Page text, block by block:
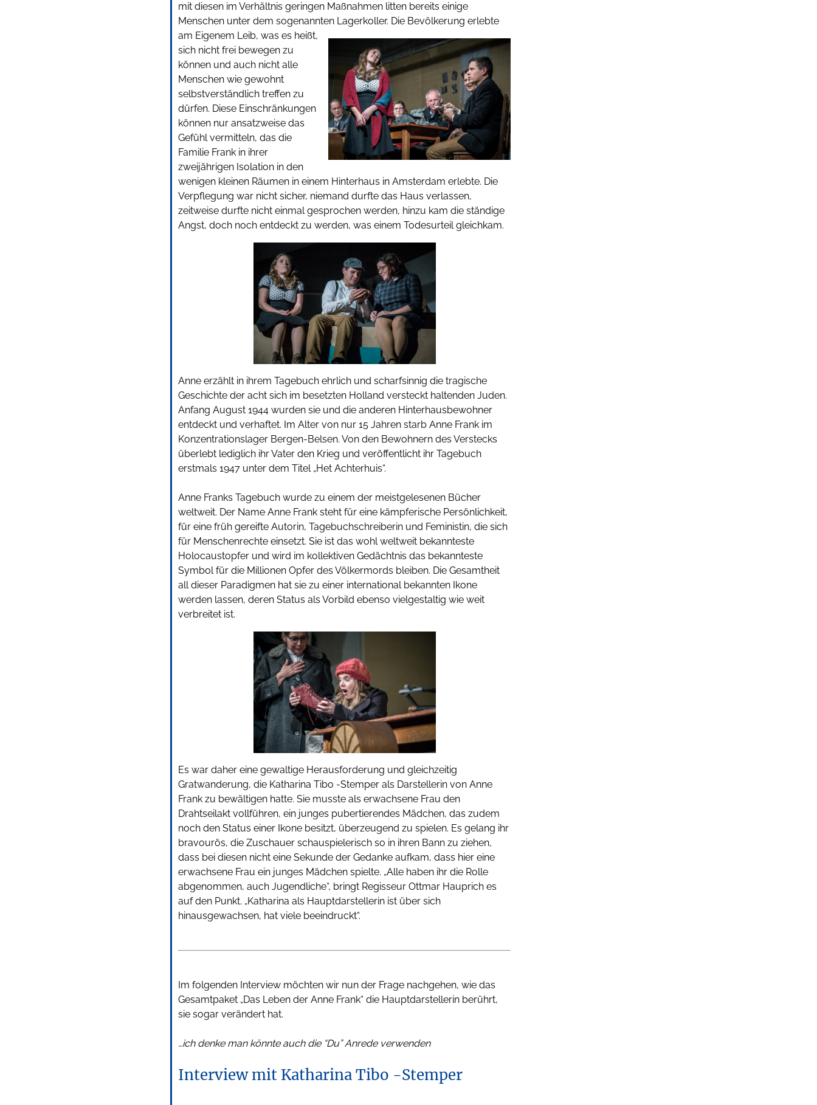
mit diesen im Verhältnis geringen Maßnahmen litten bereits einige
Menschen unter dem sogenannten Lagerkoller. Die Bevölkerung erlebte
am Eigenem Leib, was es heißt,
sich nicht frei bewegen zu
können und auch nicht alle
Menschen wie gewohnt
selbstverständlich treffen zu
dürfen. Diese Einschränkungen
können nur ansatzweise das
Gefühl vermitteln, das die
Familie Frank in ihrer
zweijährigen Isolation in den
wenigen kleinen Räumen in einem Hinterhaus in Amsterdam erlebte. Die
Verpflegung war nicht sicher, niemand durfte das Haus verlassen,
zeitweise durfte nicht einmal gesprochen werden, hinzu kam die ständige
Angst, doch noch entdeckt zu werden, was einem Todesurteil gleichkam.
Anne erzählt in ihrem Tagebuch ehrlich und scharfsinnig die tragische
Geschichte der acht sich im besetzten Holland versteckt haltenden Juden.
Anfang August 1944 wurden sie und die anderen Hinterhausbewohner
entdeckt und verhaftet. Im Alter von nur 15 Jahren starb Anne Frank im
Konzentrationslager Bergen-Belsen. Von den Bewohnern des Verstecks
überlebt lediglich ihr Vater den Krieg und veröffentlicht ihr Tagebuch
erstmals 1947 unter dem Titel „Het Achterhuis“.
Anne Franks Tagebuch wurde zu einem der meistgelesenen Bücher
weltweit. Der Name Anne Frank steht für eine kämpferische Persönlichkeit,
für eine früh gereifte Autorin, Tagebuchschreiberin und Feministin, die sich
für Menschenrechte einsetzt. Sie ist das wohl weltweit bekannteste
Holocaustopfer und wird im kollektiven Gedächtnis das bekannteste
Symbol für die Millionen Opfer des Völkermords bleiben. Die Gesamtheit
all dieser Paradigmen hat sie zu einer international bekannten Ikone
werden lassen, deren Status als Vorbild ebenso vielgestaltig wie weit
verbreitet ist.
Es war daher eine gewaltige Herausforderung und gleichzeitig
Gratwanderung, die Katharina Tibo -Stemper als Darstellerin von Anne
Frank zu bewältigen hatte. Sie musste als erwachsene Frau den
Drahtseilakt vollführen, ein junges pubertierendes Mädchen, das zudem
noch den Status einer Ikone besitzt, überzeugend zu spielen. Es gelang ihr
bravourös, die Zuschauer schauspielerisch so in ihren Bann zu ziehen,
dass bei diesen nicht eine Sekunde der Gedanke aufkam, dass hier eine
erwachsene Frau ein junges Mädchen spielte. „Alle haben ihr die Rolle
abgenommen, auch Jugendliche“, bringt Regisseur Ottmar Hauprich es
auf den Punkt. „Katharina als Hauptdarstellerin ist über sich
hinausgewachsen, hat viele beeindruckt“.
Im folgenden Interview möchten wir nun der Frage nachgehen, wie das
Gesamtpaket „Das Leben der Anne Frank“ die Hauptdarstellerin berührt,
sie sogar verändert hat.
…ich denke man könnte auch die “Du” Anrede verwenden
Interview mit Katharina Tibo -Stemper